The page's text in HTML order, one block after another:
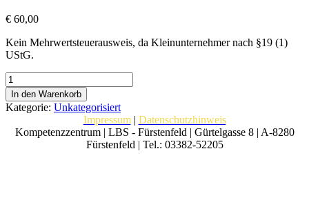
€ 60,00
Kein Mehrwertsteuerausweis, da Kleinunternehmer nach §19 (1)
UStG.
LAP
Vorbereitung
für
Tischlereitechnik
EDV
Programme
In den Warenkorb
Kategorie: Unkategorisiert
Impressum| Datenschutzhinweis
Kompetenzzentrum | LBS - Fürstenfeld | Gürtelgasse 8 | A-8280
Fürstenfeld | Tel.: 03382-52205